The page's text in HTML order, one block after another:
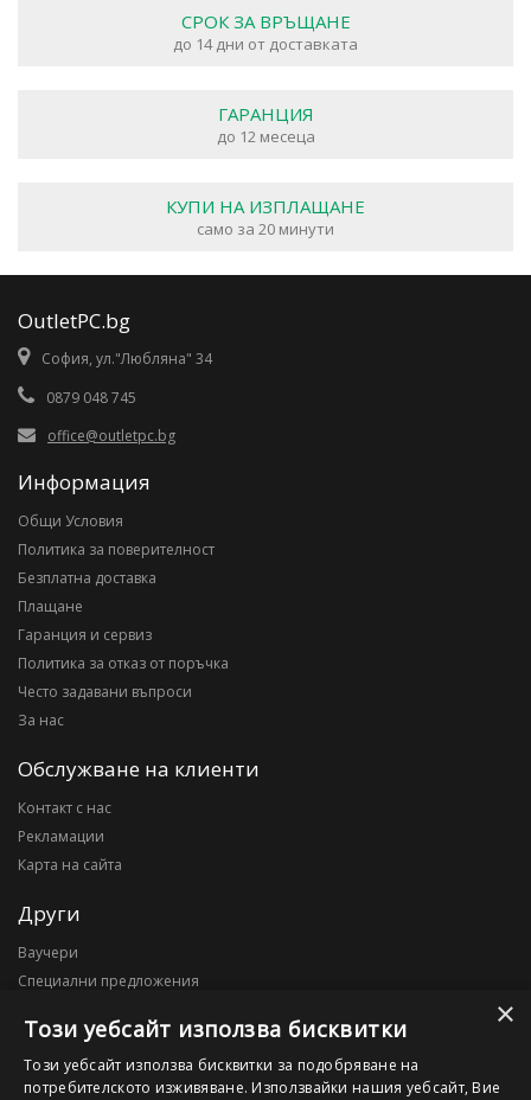
СРОК ЗА ВРЪЩАНЕ
до 14 дни от доставката
ГАРАНЦИЯ
до 12 месеца
КУПИ НА ИЗПЛАЩАНЕ
само за 20 минути
OutletPC.bg
София, ул."Любляна" 34
0879 048 745
office@outletpc.bg
Информация
Общи Условия
Политика за поверителност
Безплатна доставка
Плащане
Гаранция и сервиз
Политика за отказ от поръчка
Често задавани въпроси
За нас
Обслужване на клиенти
Контакт с нас
Рекламации
Карта на сайта
Други
Ваучери
Специални предложения
Моят профил
×
Този уебсайт използва бисквитки
Този уебсайт използва бисквитки за подобряване на
потребителското изживяване. Използвайки нашия уебсайт, Вие